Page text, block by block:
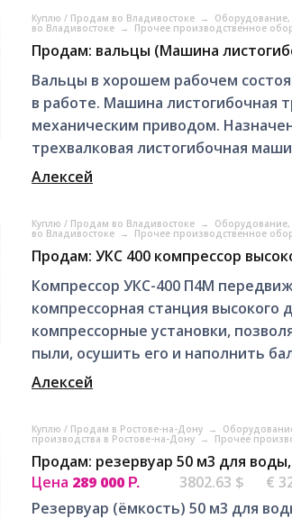
Куплю / Продам во Владивостоке → Оборудование,
во Владивостоке → Прочее производственное
Продам: вальцы (Машина
Вальцы в хорошем рабочем
в работе. Машина листогибочная
механическим приводом.
трехвалковая листогибочная
Алексей
Куплю / Продам во Владивостоке → Оборудование,
во Владивостоке → Прочее производственное
Продам: УКС 400 компрессор
Компрессор УКС-400 П4М
компрессорная станция
компрессорные установки,
пыли, осушить его и наполнить
Алексей
Куплю / Продам в Ростове-на-Дону →
производства в Ростове-на-Дону → Прочее
Продам: резервуар 50 м3 для
Цена 289 000 Р. 3802.63 $
€
Резервуар (ёмкость) 50 м3 для